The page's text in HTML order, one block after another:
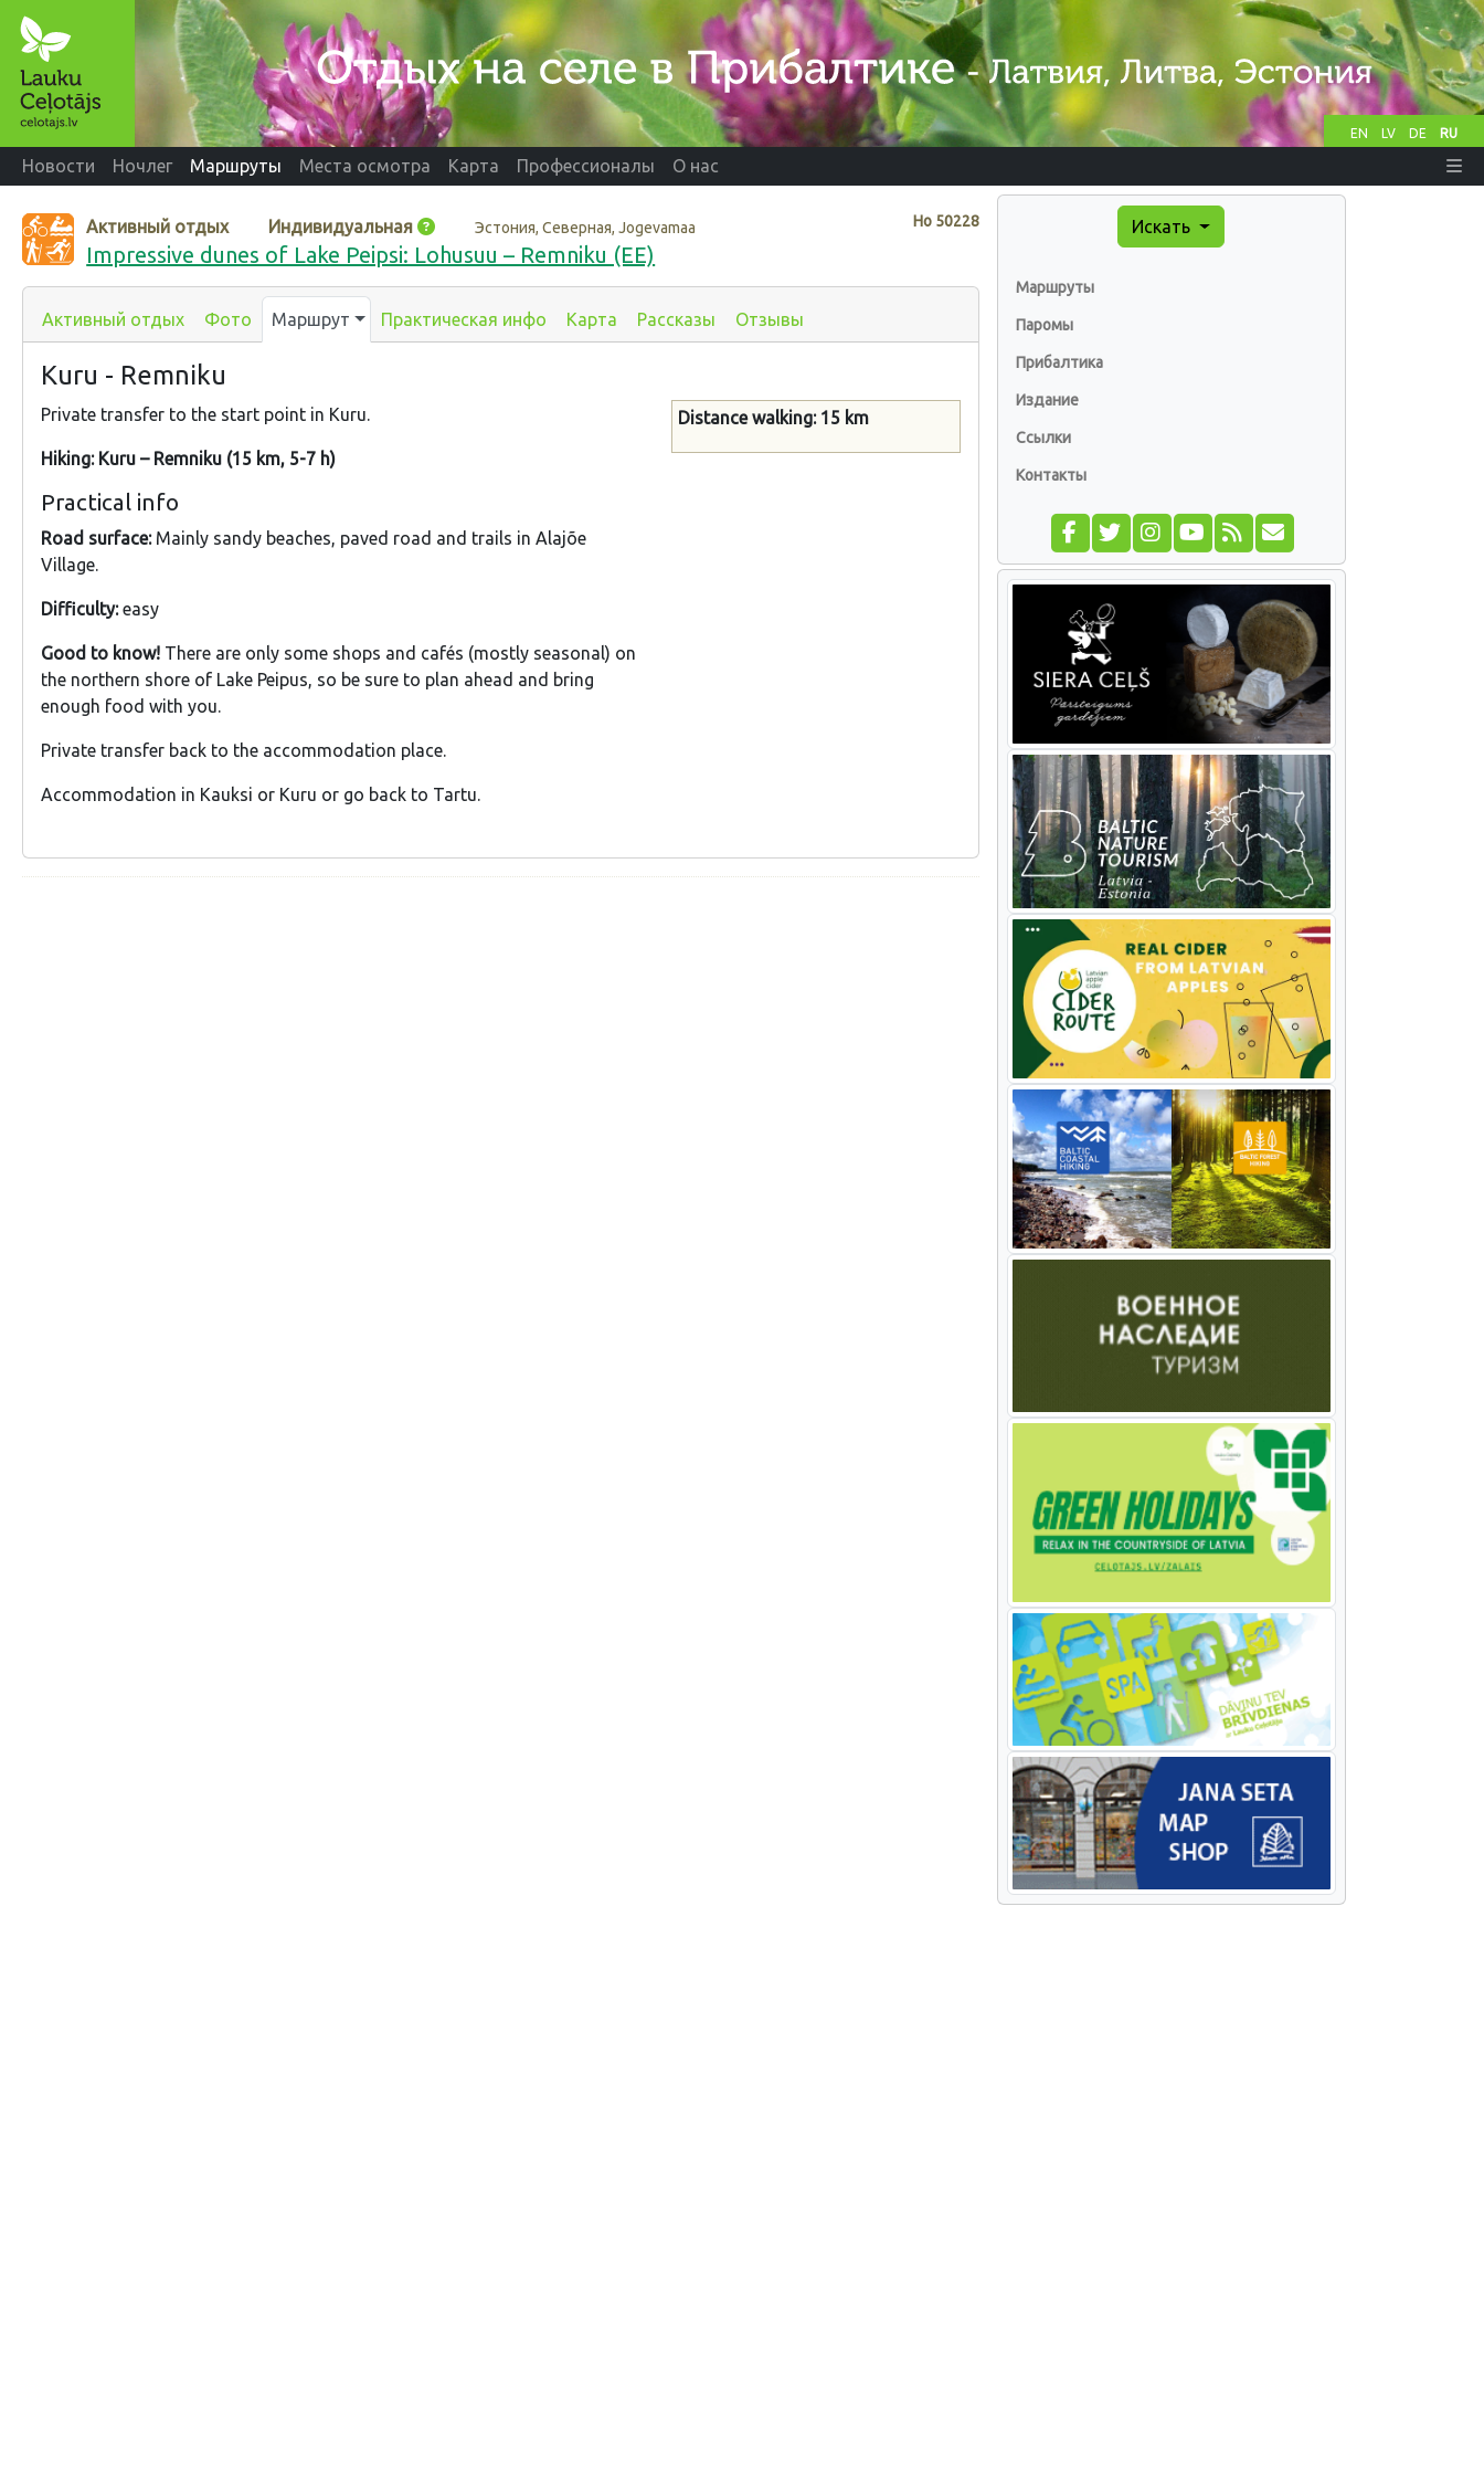
EN LV DE RU
Новости Ночлег Маршруты Места осмотра Карта Профессионалы О нас
Нo 50228
Активный отдых Индивидуальная Эстония, Северная, Jogevamaa
Impressive dunes of Lake Peipsi: Lohusuu – Remniku (EE)
Активный отдых Фото Маршрут Практическая инфо Карта Рассказы Отзывы
Kuru - Remniku
Private transfer to the start point in Kuru.
Hiking: Kuru – Remniku (15 km, 5-7 h)
Practical info
Road surface:Mainly sandy beaches, paved road and trails in Alajõe
Village.
Difficulty:easy
Good to know! There are only some shops and cafés (mostly seasonal) on
the northern shore of Lake Peipus, so be sure to plan ahead and bring
enough food with you.
Private transfer back to the accommodation place.
Accommodation in Kauksi or Kuru or go back to Tartu.
Distance walking: 15 km
Искать
Маршруты
Паромы
Прибалтика
Издание
Ссылки
Контакты